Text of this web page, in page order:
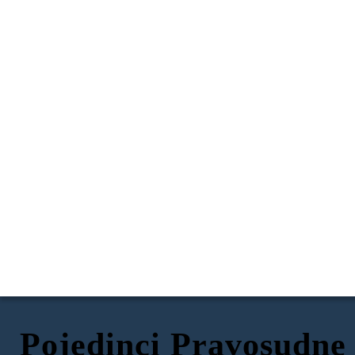
Pojedinci